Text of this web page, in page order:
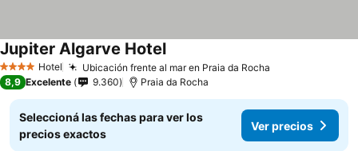
4 EstrellasHotel Ubicación frente al mar en Praia da Rocha
Jupiter Algarve HotelVer precios
8,9 Excelente 9.360 Praia da Rocha
Seleccioná las fechas para ver los
precios exactos
Ver precios